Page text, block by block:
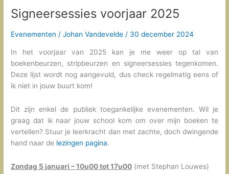
2
Signeersessies voorjaar 2025
Evenementen /Johan Vandevelde/ 30 december 2024
In het voorjaar van 2025 kan je me weer op tal van
boekenbeurzen, stripbeurzen en signeersessies tegenkomen.
Deze lijst wordt nog aangevuld, dus check regelmatig eens of
ik niet in jouw buurt kom!
Dit zijn enkel de publiek toegankelijke evenementen. Wil je
graag dat ik naar jouw school kom om over mijn boeken te
vertellen? Stuur je leerkracht dan met zachte, doch dwingende
hand naar de lezingen pagina.
Zondag 5 januari – 10u00 tot 17u00 (met Stephan Louwes)